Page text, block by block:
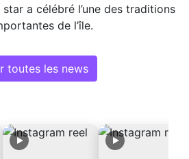
a célébré l’une des traditions
de l’île.
toutes les news